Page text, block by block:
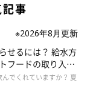
という話がありま
うか。
事
※2026年8月更新
せるには？ 給水方
フードの取り入れ
でくれていますか？ 夏